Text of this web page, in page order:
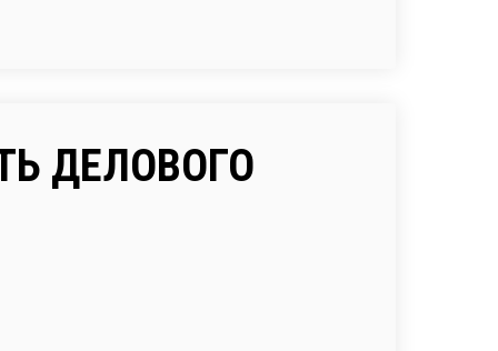
ДЕЛОВОГО